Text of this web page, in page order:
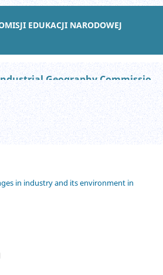
EDUKACJI NARODOWEJ
Studies of the Industrial Geography Commission of the Polish Geographical Society
in industry and its environment in